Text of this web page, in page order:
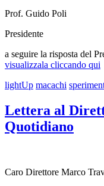
Prof. Guido Poli
Presidente
a seguire la risposta del
visualizzala cliccando qui
lightUp macachi
Lettera al
Quotidiano
Caro Direttore Marco